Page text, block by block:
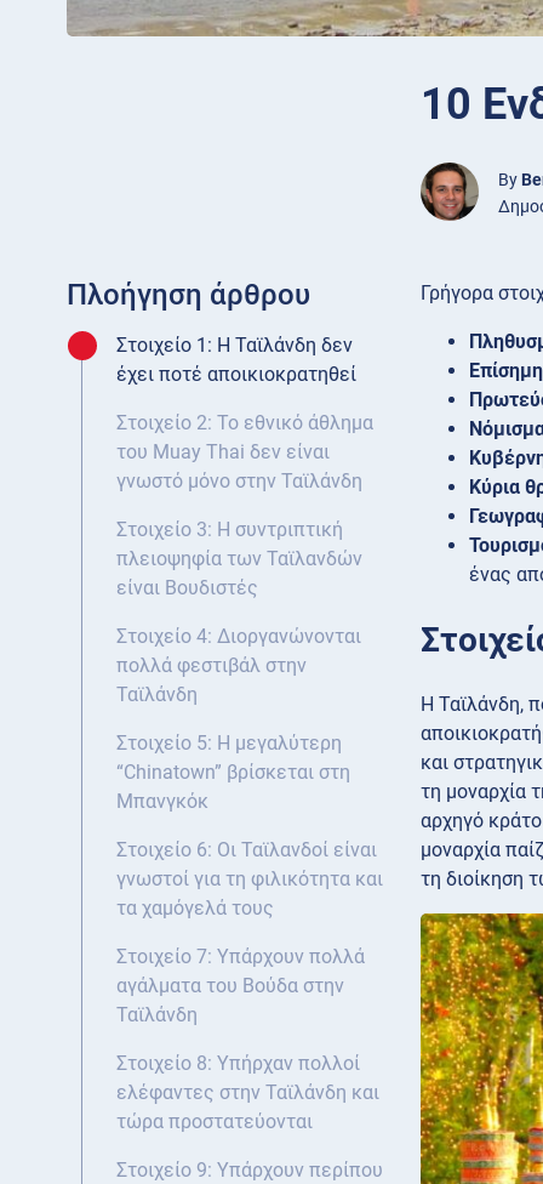
10
By
Πλοήγηση άρθρου
Στοιχείο 1: Η Ταϊλάνδη δεν
έχει ποτέ αποικιοκρατηθεί
Στοιχείο 2: Το εθνικό άθλημα
του Muay Thai δεν είναι
γνωστό μόνο στην Ταϊλάνδη
Στοιχείο 3: Η συντριπτική
πλειοψηφία των Ταϊλανδών
είναι Βουδιστές
Στοιχείο 4: Διοργανώνονται
πολλά φεστιβάλ στην
Ταϊλάνδη
Στοιχείο 5: Η μεγαλύτερη
“Chinatown” βρίσκεται στη
Μπανγκόκ
Στοιχείο 6: Οι Ταϊλανδοί είναι
γνωστοί για τη φιλικότητα και
τα χαμόγελά τους
Στοιχείο 7: Υπάρχουν πολλά
αγάλματα του Βούδα στην
Ταϊλάνδη
Στοιχείο 8: Υπήρχαν πολλοί
ελέφαντες στην Ταϊλάνδη και
τώρα προστατεύονται
Στοιχείο 9: Υπάρχουν περίπου
Γρήγορα
Κύρια
ένας
Η Ταϊλάνδη,
και
τη μοναρχία
αρχηγό
μοναρχία
τη διοίκηση